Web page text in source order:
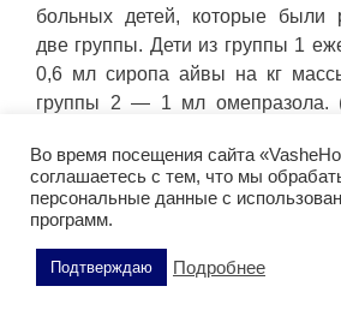
больных детей, которые были
две группы. Дети из группы 1
0,6 мл сиропа айвы на кг
группы 2 — 1 мл омепразола.
ингибиторов протонной
быть связан с
эффектами.
Исследование показало, что
Во время посещения сайта
соглашаетесь с тем, что мы
персональные данные с
программ.
Подтверждаю Подробнее